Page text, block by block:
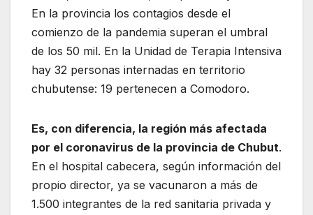
En la provincia los contagios desde el
comienzo de la pandemia superan el umbral
de los 50 mil. En la Unidad de Terapia Intensiva
hay 32 personas internadas en territorio
chubutense: 19 pertenecen a Comodoro.
Es, con diferencia, la región más afectada
por el coronavirus de la provincia de Chubut.
En el hospital cabecera, según información del
propio director, ya se vacunaron a más de
1.500 integrantes de la red sanitaria privada y